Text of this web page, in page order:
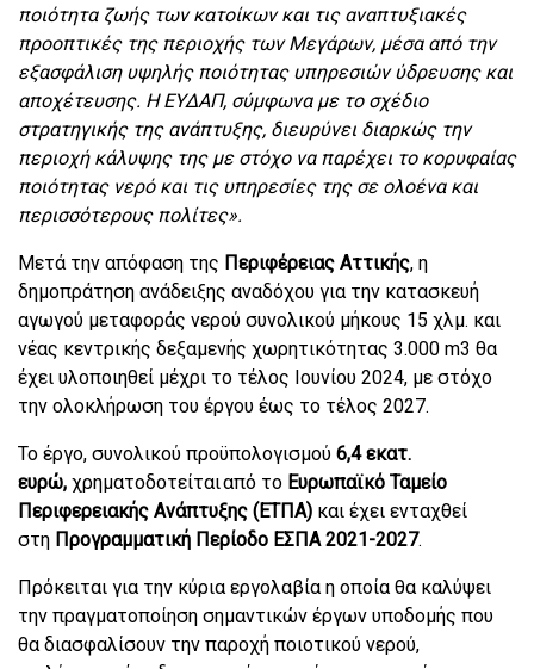
ποιότητα ζωής των κατοίκων και τις αναπτυξιακές
προοπτικές της περιοχής των Μεγάρων, μέσα από την
εξασφάλιση υψηλής ποιότητας υπηρεσιών ύδρευσης και
αποχέτευσης. Η ΕΥΔΑΠ, σύμφωνα με το σχέδιο
στρατηγικής της ανάπτυξης, διευρύνει διαρκώς την
περιοχή κάλυψης της με στόχο να παρέχει το κορυφαίας
ποιότητας νερό και τις υπηρεσίες της σε ολοένα και
περισσότερους πολίτες».
Μετά την απόφαση της Περιφέρειας Αττικής, η
δημοπράτηση ανάδειξης αναδόχου για την κατασκευή
αγωγού μεταφοράς νερού συνολικού μήκους 15 χλμ. και
νέας κεντρικής δεξαμενής χωρητικότητας 3.000 m3 θα
έχει υλοποιηθεί μέχρι το τέλος Ιουνίου 2024, με στόχο
την ολοκλήρωση του έργου έως το τέλος 2027.
Το έργο, συνολικού προϋπολογισμού 6,4 εκατ.
ευρώ, χρηματοδοτείται από το Ευρωπαϊκό Ταμείο
Περιφερειακής Ανάπτυξης (ΕΤΠΑ) και έχει ενταχθεί
στη Προγραμματική Περίοδο ΕΣΠΑ 2021-2027.
Πρόκειται για την κύρια εργολαβία η οποία θα καλύψει
την πραγματοποίηση σημαντικών έργων υποδομής που
θα διασφαλίσουν την παροχή ποιοτικού νερού,